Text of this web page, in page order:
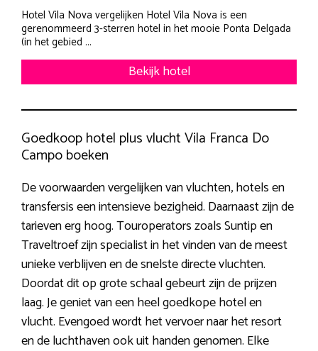
Hotel Vila Nova vergelijken Hotel Vila Nova is een
gerenommeerd 3-sterren hotel in het mooie Ponta Delgada
(in het gebied ...
Bekijk hotel
Goedkoop hotel plus vlucht Vila Franca Do
Campo boeken
De voorwaarden vergelijken van vluchten, hotels en
transfersis een intensieve bezigheid. Daarnaast zijn de
tarieven erg hoog. Touroperators zoals Suntip en
Traveltroef zijn specialist in het vinden van de meest
unieke verblijven en de snelste directe vluchten.
Doordat dit op grote schaal gebeurt zijn de prijzen
laag. Je geniet van een heel goedkope hotel en
vlucht. Evengoed wordt het vervoer naar het resort
en de luchthaven ook uit handen genomen. Elke